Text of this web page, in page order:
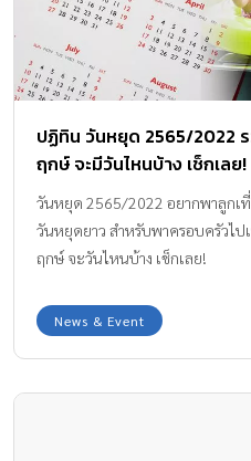
ปฏิทิน วันหยุด 2565/2022
ฤกษ์ จะมีวันไหนบ้าง เช็กเลย!
วันหยุด 2565/2022 อยากพาลูกเ
วันหยุดยาว สำหรับพาครอบครัวไ
ฤกษ์ จะวันไหนบ้าง เช็กเลย!
News & Event